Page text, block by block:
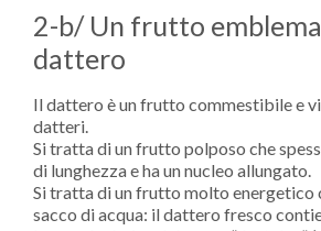
2-b/ Un frutto
dattero
Il dattero è un frutto commestibile e
datteri.
Si tratta di un frutto polposo che
di lunghezza e ha un nucleo allungato.
Si tratta di un frutto molto energetico
sacco di acqua: il dattero fresco